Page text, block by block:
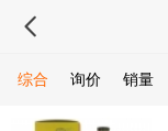
综合 询价 销量